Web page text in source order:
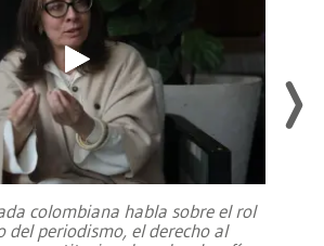
colombiana habla sobre el rol
del periodismo, el derecho al